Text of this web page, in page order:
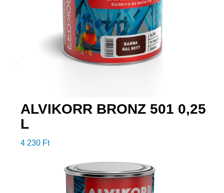
ALVIKORR BRONZ 501 0,25
L
4 230 Ft